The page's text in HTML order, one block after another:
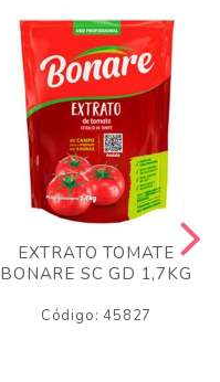
EXTRATO TOMATE
BONARE SC GD 1,7KG
Código: 45827